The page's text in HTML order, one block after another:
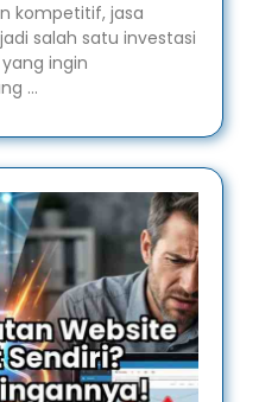
kompetitif, jasa
salah satu investasi
ingin
…